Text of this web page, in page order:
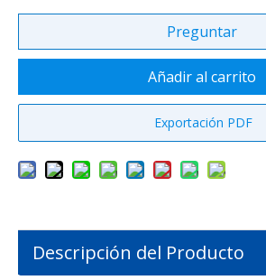
Preguntar
Añadir al carrito
Exportación PDF
Descripción del Producto